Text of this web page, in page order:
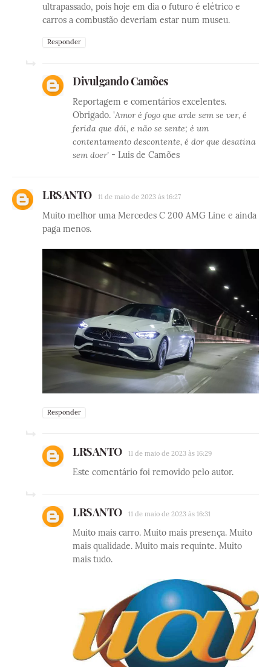
ultrapassado, pois hoje em dia o futuro é elétrico e
carros a combustão deveriam estar num museu.
Responder
Divulgando Camões
Reportagem e comentários excelentes.
Obrigado. 'Amor é fogo que arde sem se ver, é
ferida que dói, e não se sente; é um
contentamento descontente, é dor que desatina
sem doer' - Luis de Camões
LRSANTO 11 de maio de 2023 às 16:27
Muito melhor uma Mercedes C 200 AMG Line e ainda
paga menos.
Responder
LRSANTO 11 de maio de 2023 às 16:29
Este comentário foi removido pelo autor.
LRSANTO 11 de maio de 2023 às 16:31
Muito mais carro. Muito mais presença. Muito
mais qualidade. Muito mais requinte. Muito
mais tudo.